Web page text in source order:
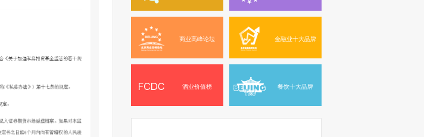
商业高峰论坛 金融业十大品牌
酒业价值榜 餐饮十大品牌